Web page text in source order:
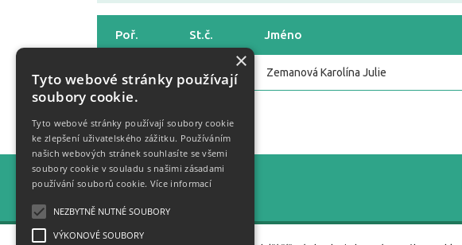
Poř. St.č. Jméno
Zemanová Karolína Julie
Zpět
Statistiky
×
Tyto webové stránky používají
soubory cookie.
Tyto webové stránky používají soubory cookie
ke zlepšení uživatelského zážitku. Používáním
našich webových stránek souhlasíte se všemi
soubory cookie v souladu s našimi zásadami
používání souborů cookie. Více informací
NEZBYTNĚ NUTNÉ SOUBORY
VÝKONOVÉ SOUBORY